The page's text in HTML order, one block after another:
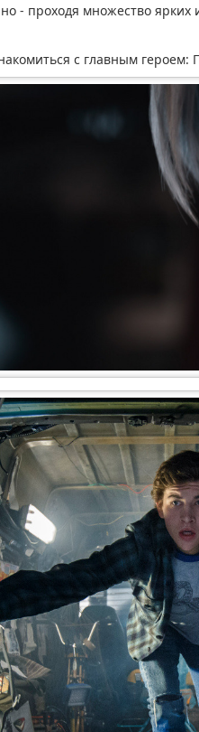
- проходя множество
с главным героем: